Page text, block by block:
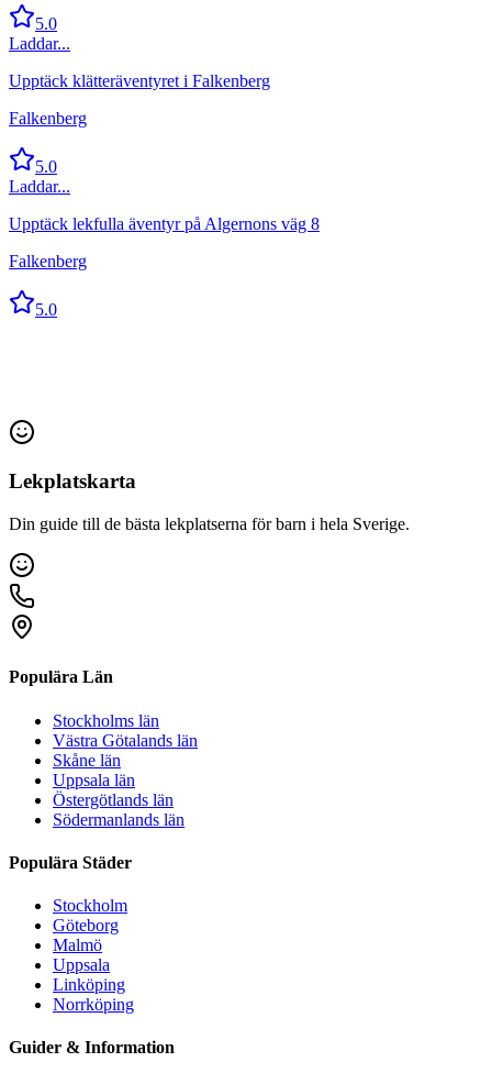
5.0
Laddar...
Upptäck klätteräventyret i Falkenberg
Falkenberg
5.0
Laddar...
Upptäck lekfulla äventyr på Algernons väg 8
Falkenberg
5.0
Lekplatskarta
Din guide till de bästa lekplatserna för barn i hela Sverige.
Populära Län
Stockholms län
Västra Götalands län
Skåne län
Uppsala län
Östergötlands län
Södermanlands län
Populära Städer
Stockholm
Göteborg
Malmö
Uppsala
Linköping
Norrköping
Guider & Information